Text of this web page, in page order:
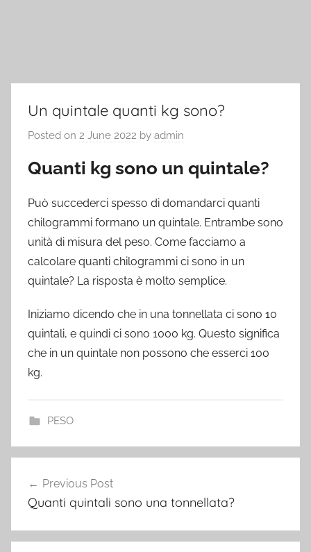
Un quintale quanti kg sono?
Posted on 2 June 2022 by admin
Quanti kg sono un quintale?
Può succederci spesso di domandarci quanti
chilogrammi formano un quintale. Entrambe sono
unità di misura del peso. Come facciamo a
calcolare quanti chilogrammi ci sono in un
quintale? La risposta è molto semplice.
Iniziamo dicendo che in una tonnellata ci sono 10
quintali, e quindi ci sono 1000 kg. Questo significa
che in un quintale non possono che esserci 100
kg.
PESO
navigation
Previous Post
Quanti quintali sono una tonnellata?